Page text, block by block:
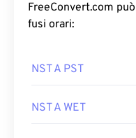
FreeConvert.com
fusi orari:
NST A PST
NST A WET